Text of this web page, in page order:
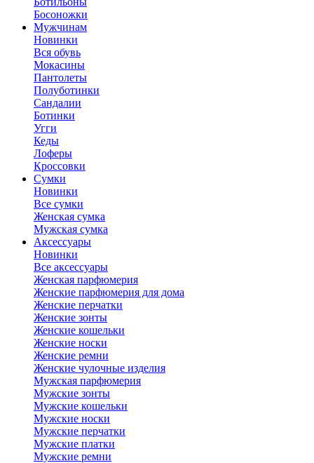
Босоножки
Мужчинам
Новинки
Вся обувь
Мокасины
Пантолеты
Полуботинки
Сандалии
Ботинки
Угги
Кеды
Лоферы
Кроссовки
Сумки
Новинки
Все сумки
Женская сумка
Мужская сумка
Аксессуары
Новинки
Все аксессуары
Женская парфюмерия
Женские парфюмерия для дома
Женские перчатки
Женские зонты
Женские кошельки
Женские носки
Женские ремни
Женские чулочные изделия
Мужская парфюмерия
Мужские зонты
Мужские кошельки
Мужские носки
Мужские перчатки
Мужские платки
Мужские ремни